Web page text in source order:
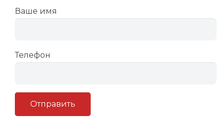
Ваше имя
Телефон
Star RS 25/8 (3-х режимный)